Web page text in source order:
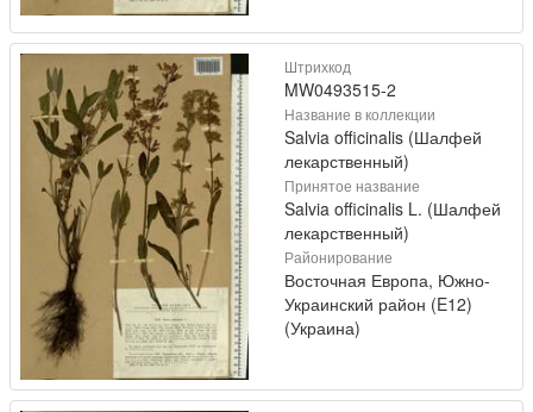
Штрихкод
MW0493515-2
Название в коллекции
Salvia officinalis (Шалфей
лекарственный)
Принятое название
Salvia officinalis L. (Шалфей
лекарственный)
Районирование
Восточная Европа, Южно-
Украинский район (E12)
(Украина)